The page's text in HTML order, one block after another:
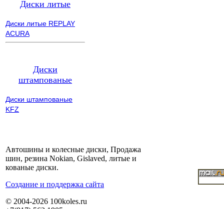
Диски литые
Диски литые REPLAY
ACURA
Диски
штампованые
Диски штампованые
KFZ
Автошины и колесные диски, Продажа
шин, резина Nokian, Gislaved, литые и
кованые диски.
Cоздание и поддержка сайта
© 2004-2026 100koles.ru